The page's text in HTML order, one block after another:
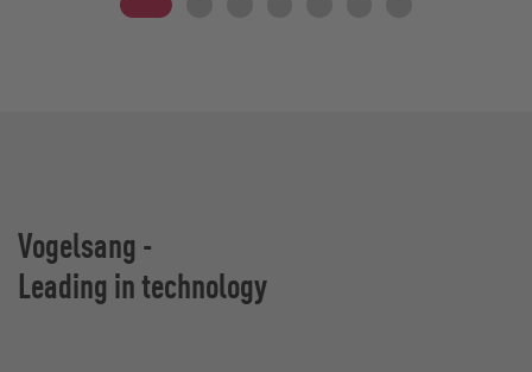
Vogelsang -
Leading in technology